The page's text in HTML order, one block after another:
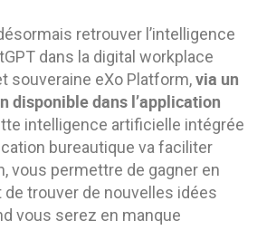
retrouver l’intelligence
dans la digital workplace
souveraine eXo Platform,via un
disponible dans l’application
intelligence artificielle intégrée
bureautique va faciliter
vous permettre de gagner en
trouver de nouvelles idées
vous serez en manque